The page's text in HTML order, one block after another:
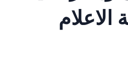
الاعلام